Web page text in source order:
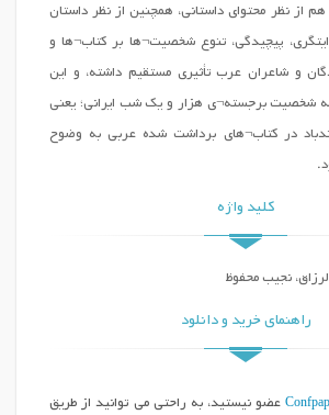
از نظر محتوای داستانی، همچنین از نظر داستان
پیچیدگی، تنوع شخصیت¬ها بر کتاب¬ها و
و شاعران عرب تأثیری مستقیم داشته، و این
شخصیت برجسته¬ی هزار و یک شب ایرانی؛ یعنی
در کتاب¬های برداشت شده عربی به وضوح
کلید واژه
نجیب محفوظ
راهنمای خرید و دانلود
عضو نیستید، به راحتی می توانید از طریق